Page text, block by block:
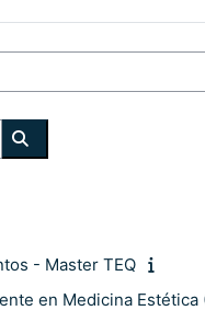
Buscar cursos
- Master TEQ
en Medicina Estética